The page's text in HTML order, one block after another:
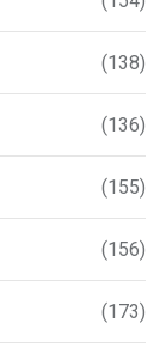
(138)
(136)
(155)
(156)
(173)